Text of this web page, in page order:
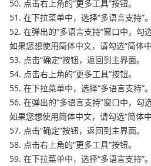
50. 点击右上角的“更多工具”按钮。
51. 在下拉菜单中，选择“多语言支持”。
52. 在弹出的“多语言支持”窗口中，勾
如果您想使用简体中文，请勾选“简体中
53. 点击“确定”按钮，返回到主界面。
54. 点击右上角的“更多工具”按钮。
55. 在下拉菜单中，选择“多语言支持”。
56. 在弹出的“多语言支持”窗口中，勾
如果您想使用简体中文，请勾选“简体中
57. 点击“确定”按钮，返回到主界面。
58. 点击右上角的“更多工具”按钮。
59. 在下拉菜单中，选择“多语言支持”。